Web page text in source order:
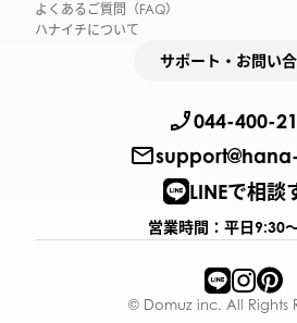
よくあるご質問（FAQ）
ハナイチについて
サポート・お問い
044-400-
LINEで相談
営業時間：平日9:30
© Domuz inc. All Rights